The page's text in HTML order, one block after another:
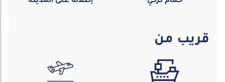
قريب من